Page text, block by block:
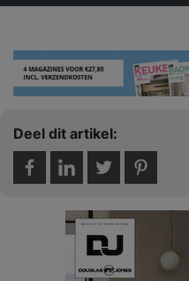
Deel dit artikel: